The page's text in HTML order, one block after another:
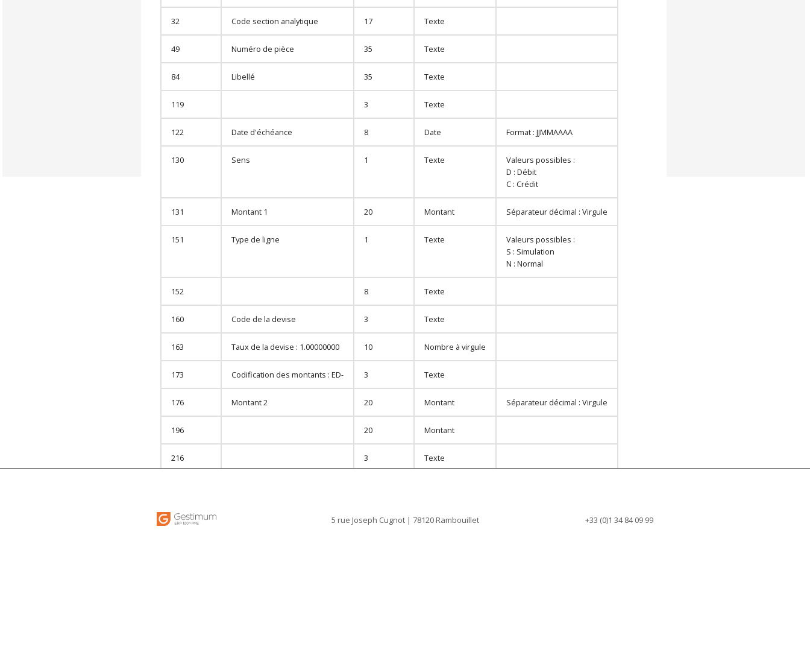
32 Code section analytique 17 Texte
49 Numéro de pièce 35 Texte
84 Libellé 35 Texte
119 3 Texte
122 Date d'échéance 8 Date Format : JJMMAAAA
130 Sens 1 Texte
Valeurs possibles :
D : Débit
C : Crédit
131 Montant 1 20 Montant Séparateur décimal : Virgule
151 Type de ligne 1 Texte
Valeurs possibles :
S : Simulation
N : Normal
152 8 Texte
160 Code de la devise 3 Texte
163 Taux de la devise : 1.00000000 10 Nombre à virgule
173 Codification des montants : ED- 3 Texte
176 Montant 2 20 Montant Séparateur décimal : Virgule
196 20 Montant
216 3 Texte
221
5 rue Joseph Cugnot | 78120 Rambouillet +33 (0)1 34 84 09 99